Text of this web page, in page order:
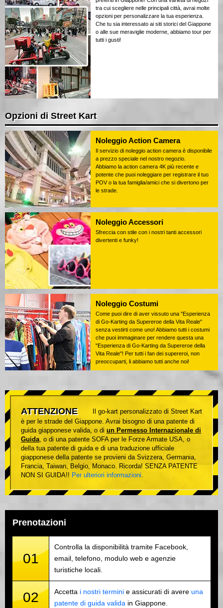
tra cui scegliere nelle principali città, avrai molte
opzioni per personalizzare la tua esperienza.
Che tu sia interessato ai siti storici del Giappone
o alle sue meraviglie moderne, abbiamo tour per
tutti i gusti!
Opzioni di Street Kart
Noleggio Action Camera
Il servizio di noleggio action camera è disponibile
a prezzo speciale nel nostro negozio.
Abbiamo la action camera 4K più recente e
potente che puoi noleggiare per registrare il tuo
POV o la tua famiglia/amici che si divertono per
le strade.
Noleggio Accessori
Sfreccia con stile con i nostri tanti accessori
divertenti e funky!
Noleggio Costumi
Come puoi dire di aver vissuto una "Esperienza
di Go-Karting da Supereroe della Vita Reale"
senza vestirti come uno! Abbiamo tutti i costumi
che puoi immaginare per rendere questa una
"Esperienza di Go-Karting da Supereroe della
Vita Reale"! Per tutti i fan dei supereroi, non
preoccuparti, li abbiamo tutti anche noi!
ATTENZIONE
Il go-kart personalizzato di Street Kart
è per le strade del Giappone. Avrai bisogno di una patente di
guida giapponese valida, o di un Permesso Internazionale di
Guida, o di una patente SOFA per le Forze Armate USA, o
della tua patente di guida e di una traduzione ufficiale
giapponese della patente se provieni da Svizzera, Germania,
Francia, Taiwan, Belgio, Monaco. Ricorda! SENZA PATENTE
NON SI GUIDA!! Per ulteriori informazioni.
Prenotazioni
01
Controlla la disponibilità tramite Facebook,
email, telefono, modulo web e agenzie
turistiche locali.
02 Accetta i nostri termini e assicurati di avere una
patente di guida valida in Giappone.